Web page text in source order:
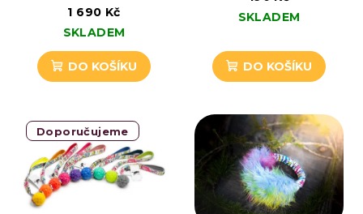
1 690 Kč
SKLADEM
DO KOŠÍKU
SKLADEM
DO KOŠÍKU
Doporučujeme